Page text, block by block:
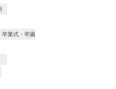
卒業式・卒園